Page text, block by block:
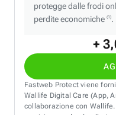
+
protegge dalle frodi
perdite economiche (1).
Fastweb Protect viene
Wallife Digital Care (App,
collaborazione con